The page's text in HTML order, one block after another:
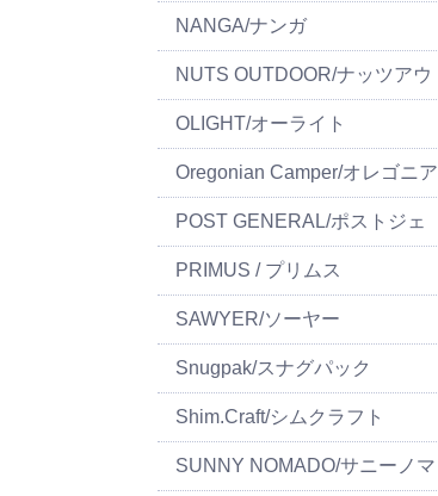
NANGA/ナンガ
NUTS OUTDOOR/ナッツアウ
トドア
OLIGHT/オーライト
Oregonian Camper/オレゴニア
ンキャンパー
POST GENERAL/ポストジェ
ネラル
PRIMUS / プリムス
SAWYER/ソーヤー
Snugpak/スナグパック
Shim.Craft/シムクラフト
SUNNY NOMADO/サニーノマ